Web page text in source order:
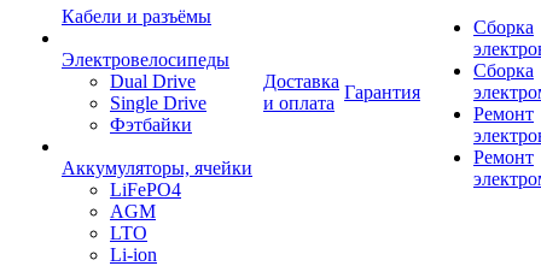
Кабели и разъёмы
Электровелосипеды
Dual Drive
Single Drive
Фэтбайки
Аккумуляторы, ячейки
LiFePO4
AGM
LTO
Li-ion
Доставка
и оплата
Гарантия
Сборка
Сборка
Ремонт
Ремонт